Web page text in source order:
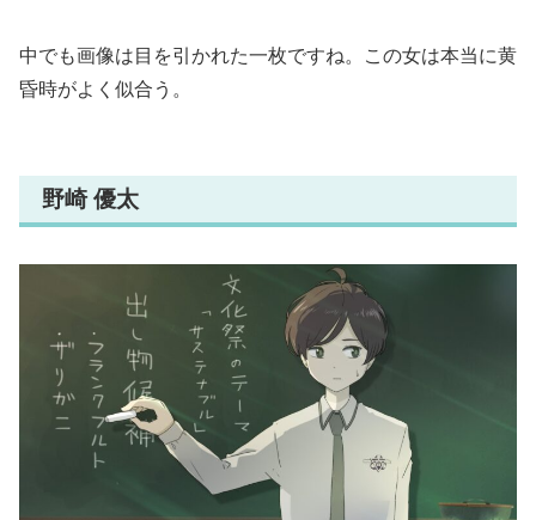
中でも画像は目を引かれた一枚ですね。この女は本当に黄
昏時がよく似合う。
野崎 優太